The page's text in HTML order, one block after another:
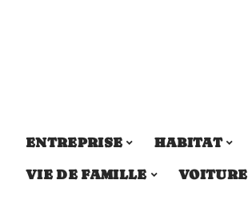
ENTREPRISE HABITAT
VIE DE FAMILLE
VOITURE